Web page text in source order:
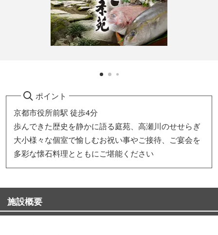
ポイント
京都市役所前駅 徒歩4分
歩んできた歴史を静かに語る庭苑、高瀬川のせせらぎ
大小様々な個室で愉しむお祝い事やご接待、ご宴会を
多彩な懐石料理とともにご堪能ください
施設概要